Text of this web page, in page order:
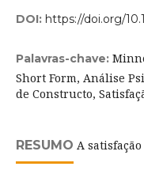
DOI: https://doi.org/
Palavras-chave:
Short Form, Análise
de Constructo,
RESUMO A